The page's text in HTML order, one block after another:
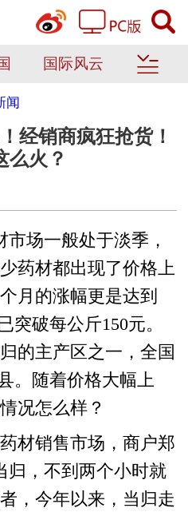
国际风云
闻
经销商疯狂抢货！
么火？
场一般处于淡季，
药材都出现了价格上
月的涨幅更是达到
突破每公斤150元。
的主产区之一，全国
。随着价格大幅上
况怎么样？
销售市场，商户郑
归，不到两个小时就
，今年以来，当归走